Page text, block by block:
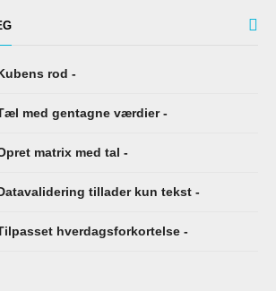
rod -
med gentagne værdier -
matrix med tal -
tillader kun tekst -
hverdagsforkortelse -